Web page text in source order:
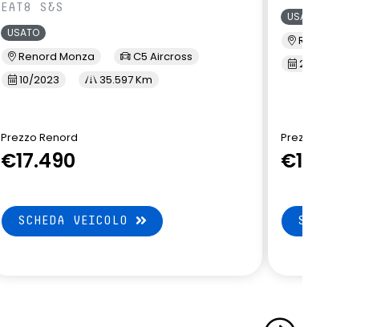
EAT8 S&S
USATO
Renord Monza
C5 Aircross
10/2023
35.597 Km
Prezzo Renord
€17.490
SCHEDA VEICOLO
USATO
Renord S.M.
2/2022
Prezzo Renord
€13.900
SCHEDA